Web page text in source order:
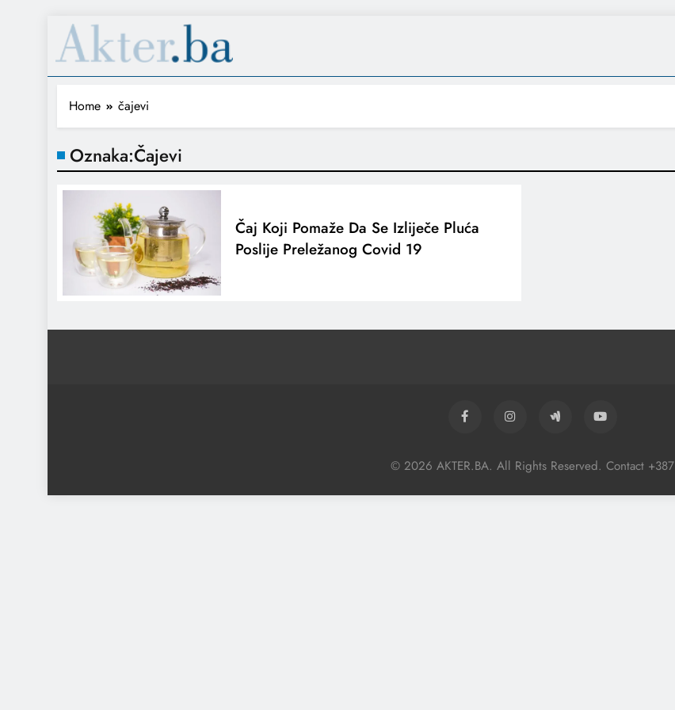
Home čajevi
Oznaka:Čajevi
Čaj Koji Pomaže Da Se Izliječe Pluća
Poslije Preležanog Covid 19
© 2026 AKTER.BA. All Rights Reserved. Contact +387